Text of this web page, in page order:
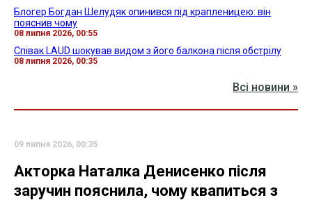
Блогер Богдан Шелудяк опинився під крапленицею: він
пояснив чому
08 липня 2026, 00:55
Співак LAUD шокував видом з його балкона після обстрілу
08 липня 2026, 00:35
Всі новини »
09 липня 2026, 00:35
Акторка Наталка Денисенко після
заручин пояснила, чому квапиться з